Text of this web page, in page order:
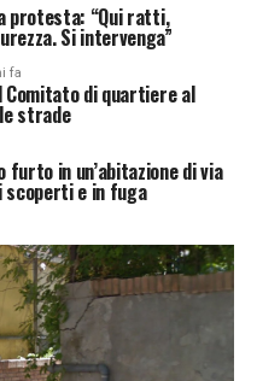
protesta: “Qui ratti,
Si intervenga”
fa
Comitato di quartiere al
strade
in un’abitazione di via
scoperti e in fuga